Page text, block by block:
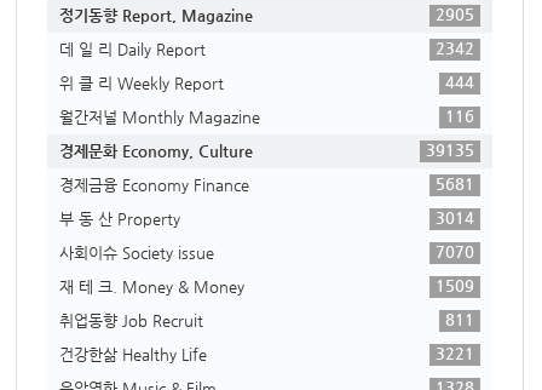
정기동향 Report, Magazine
2905
데 일 리 Daily Report
2342
위 클 리 Weekly Report
444
월간저널 Monthly Magazine
116
경제문화 Economy, Culture
39135
경제금융 Economy Finance
5681
부 동 산 Property
3014
사회이슈 Society issue
7070
재 테 크. Money & Money
1509
취업동향 Job Recruit
811
건강한삶 Healthy Life
3221